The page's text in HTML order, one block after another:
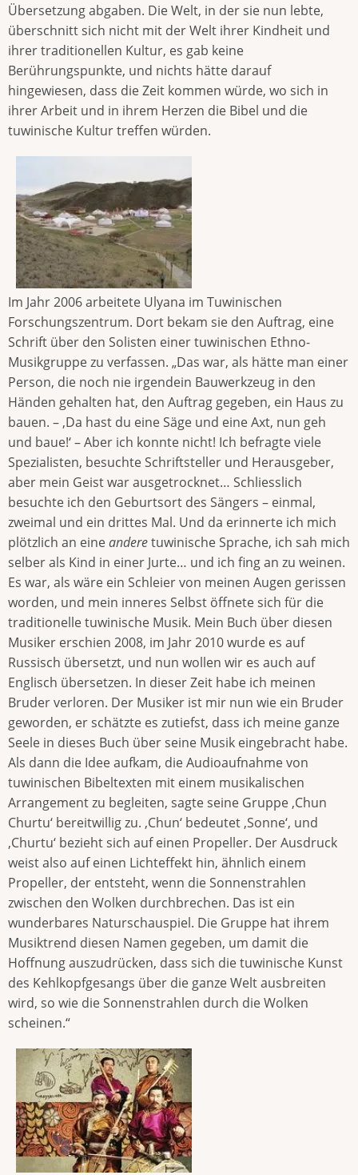
Übersetzung abgaben. Die Welt, in der sie nun lebte,
überschnitt sich nicht mit der Welt ihrer Kindheit und
ihrer traditionellen Kultur, es gab keine
Berührungspunkte, und nichts hätte darauf
hingewiesen, dass die Zeit kommen würde, wo sich in
ihrer Arbeit und in ihrem Herzen die Bibel und die
tuwinische Kultur treffen würden.
Im Jahr 2006 arbeitete Ulyana im Tuwinischen
Forschungszentrum. Dort bekam sie den Auftrag, eine
Schrift über den Solisten einer tuwinischen Ethno-
Musikgruppe zu verfassen. „Das war, als hätte man einer
Person, die noch nie irgendein Bauwerkzeug in den
Händen gehalten hat, den Auftrag gegeben, ein Haus zu
bauen. – ‚Da hast du eine Säge und eine Axt, nun geh
und baue!‘ – Aber ich konnte nicht! Ich befragte viele
Spezialisten, besuchte Schriftsteller und Herausgeber,
aber mein Geist war ausgetrocknet… Schliesslich
besuchte ich den Geburtsort des Sängers – einmal,
zweimal und ein drittes Mal. Und da erinnerte ich mich
plötzlich an eineanderetuwinische Sprache, ich sah mich
selber als Kind in einer Jurte… und ich fing an zu weinen.
Es war, als wäre ein Schleier von meinen Augen gerissen
worden, und mein inneres Selbst öffnete sich für die
traditionelle tuwinische Musik. Mein Buch über diesen
Musiker erschien 2008, im Jahr 2010 wurde es auf
Russisch übersetzt, und nun wollen wir es auch auf
Englisch übersetzen. In dieser Zeit habe ich meinen
Bruder verloren. Der Musiker ist mir nun wie ein Bruder
geworden, er schätzte es zutiefst, dass ich meine ganze
Seele in dieses Buch über seine Musik eingebracht habe.
Als dann die Idee aufkam, die Audioaufnahme von
tuwinischen Bibeltexten mit einem musikalischen
Arrangement zu begleiten, sagte seine Gruppe ‚Chun
Churtu‘ bereitwillig zu. ‚Chun‘ bedeutet ‚Sonne‘, und
‚Churtu‘ bezieht sich auf einen Propeller. Der Ausdruck
weist also auf einen Lichteffekt hin, ähnlich einem
Propeller, der entsteht, wenn die Sonnenstrahlen
zwischen den Wolken durchbrechen. Das ist ein
wunderbares Naturschauspiel. Die Gruppe hat ihrem
Musiktrend diesen Namen gegeben, um damit die
Hoffnung auszudrücken, dass sich die tuwinische Kunst
des Kehlkopfgesangs über die ganze Welt ausbreiten
wird, so wie die Sonnenstrahlen durch die Wolken
scheinen.“